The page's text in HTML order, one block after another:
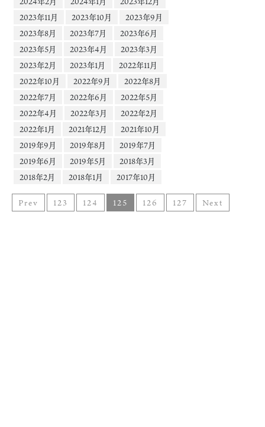
2023年11月
2023年10月
2023年9月
2023年8月
2023年7月
2023年6月
2023年5月
2023年4月
2023年3月
2023年2月
2023年1月
2022年11月
2022年10月
2022年9月
2022年8月
2022年7月
2022年6月
2022年5月
2022年4月
2022年3月
2022年2月
2022年1月
2021年12月
2021年10月
2019年9月
2019年8月
2019年7月
2019年6月
2019年5月
2018年3月
2018年2月
2018年1月 2017年10月
Prev 123 124 125 126 127 Next